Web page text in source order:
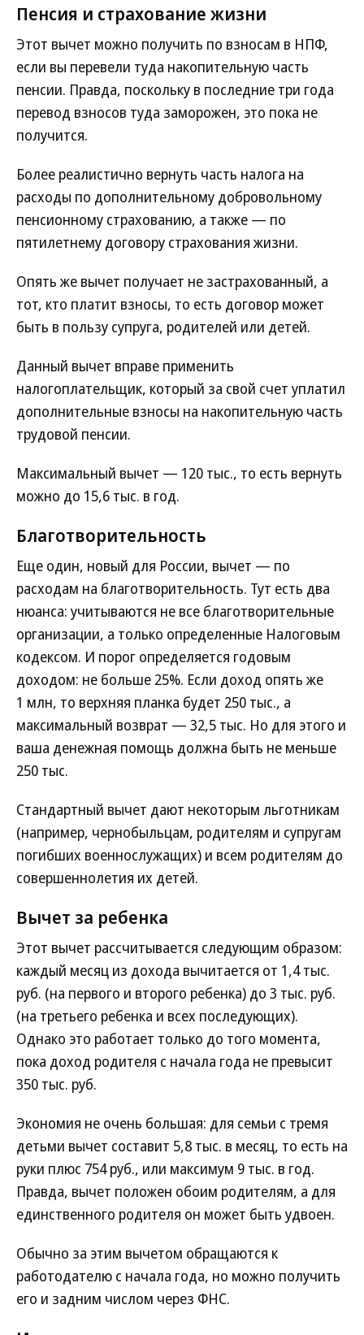
Пенсия и страхование жизни
Этот вычет можно получить по взносам в НПФ,
если вы перевели туда накопительную часть
пенсии. Правда, поскольку в последние три года
перевод взносов туда заморожен, это пока не
получится.
Более реалистично вернуть часть налога на
расходы по дополнительному добровольному
пенсионному страхованию, а также — по
пятилетнему договору страхования жизни.
Опять же вычет получает не застрахованный, а
тот, кто платит взносы, то есть договор может
быть в пользу супруга, родителей или детей.
Данный вычет вправе применить
налогоплательщик, который за свой счет уплатил
дополнительные взносы на накопительную часть
трудовой пенсии.
Максимальный вычет — 120 тыс., то есть вернуть
можно до 15,6 тыс. в год.
Благотворительность
Еще один, новый для России, вычет — по
расходам на благотворительность. Тут есть два
нюанса: учитываются не все благотворительные
организации, а только определенные Налоговым
кодексом. И порог определяется годовым
доходом: не больше 25%. Если доход опять же
1 млн, то верхняя планка будет 250 тыс., а
максимальный возврат — 32,5 тыс. Но для этого и
ваша денежная помощь должна быть не меньше
250 тыс.
Стандартный вычет дают некоторым льготникам
(например, чернобыльцам, родителям и супругам
погибших военнослужащих) и всем родителям до
совершеннолетия их детей.
Вычет за ребенка
Этот вычет рассчитывается следующим образом:
каждый месяц из дохода вычитается от 1,4 тыс.
руб. (на первого и второго ребенка) до 3 тыс. руб.
(на третьего ребенка и всех последующих).
Однако это работает только до того момента,
пока доход родителя с начала года не превысит
350 тыс. руб.
Экономия не очень большая: для семьи с тремя
детьми вычет составит 5,8 тыс. в месяц, то есть на
руки плюс 754 руб., или максимум 9 тыс. в год.
Правда, вычет положен обоим родителям, а для
единственного родителя он может быть удвоен.
Обычно за этим вычетом обращаются к
работодателю с начала года, но можно получить
его и задним числом через ФНС.